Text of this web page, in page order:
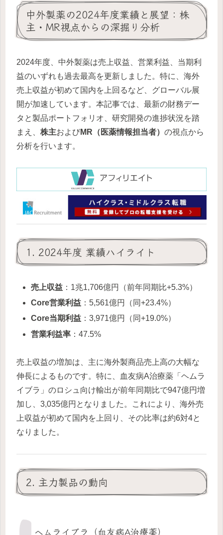
中外製薬の2024年度業績と展望：株
主・MR視点からの深掘り分析
2024年度、中外製薬は売上収益、営業利益、当期利
益のいずれも過去最高を更新しました。特に、海外
売上収益が初めて国内を上回るなど、グローバル展
開が加速しています。本記事では、最新の財務デー
タと製品ポートフォリオ、研究開発の進捗状況を踏
まえ、 株主およびMR（医薬情報担当者） の視点から
分析を行います。
1. 2024年度 業績ハイライト
売上収益 ：1兆1,706億円（前年同期比+5.3%）
Core営業利益 ：5,561億円（同+23.4%）
Core当期利益 ：3,971億円（同+19.0%）
営業利益率 ：47.5%
売上収益の増加は、主に海外製商品売上高の大幅な
伸長によるものです。特に、血友病A治療薬「ヘムラ
イブラ」のロシュ向け輸出が前年同期比で947億円増
加し、3,035億円となりました。これにより、海外売
上収益が初めて国内を上回り、その比率は約6対4と
なりました。
2. 主力製品の動向
ヘムライブラ（血友病A治療薬）